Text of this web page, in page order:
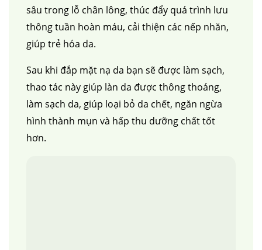
sâu trong lỗ chân lông, thúc đẩy quá trình lưu
thông tuần hoàn máu, cải thiện các nếp nhăn,
giúp trẻ hóa da.
Sau khi đắp mặt nạ da bạn sẽ được làm sạch,
thao tác này giúp làn da được thông thoáng,
làm sạch da, giúp loại bỏ da chết, ngăn ngừa
hình thành mụn và hấp thu dưỡng chất tốt
hơn.